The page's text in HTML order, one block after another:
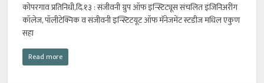
कोपरगाव प्रतिनिधी,दि.१३ : संजीवनी ग्रुप ऑफ इन्स्टिट्यूस संचलित इंजिनिअरींग
कॉलेज, पॉलीटेक्निक व संजीवनी इन्स्टिटयूट ऑफ मॅनेजमेंट स्टडीज मधिल एकुण
सहा
Read more